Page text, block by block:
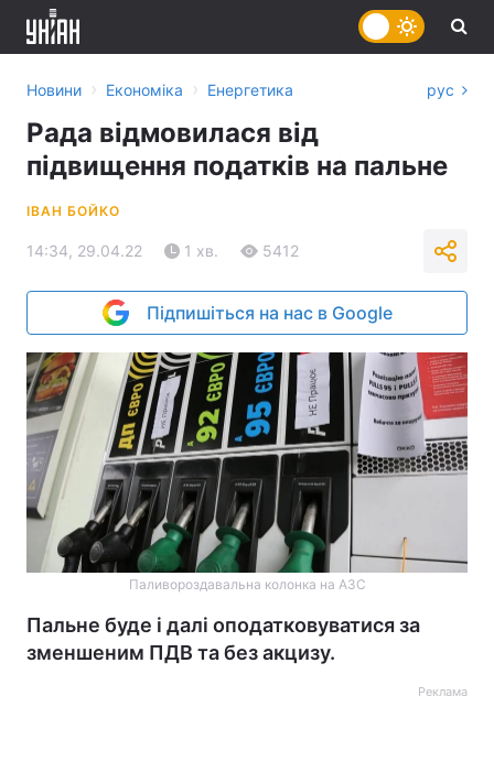
Новини › Економіка › Енергетика рус
Рада відмовилася від
підвищення податків на пальне
ІВАН БОЙКО
14:34, 29.04.22 1 хв. 5412
Підпишіться на нас в Google
Паливороздавальна колонка на АЗС
Пальне буде і далі оподатковуватися за
зменшеним ПДВ та без акцизу.
Реклама